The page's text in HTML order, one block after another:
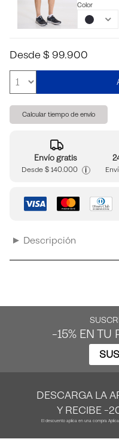
Color
Desde $ 99.900
Calcular tiempo de envío
Envío gratis
Desde$ 140.000 i
Descripción
-15% EN TU
DESCARGA LA
Y RECIBE -
El descuento aplica en una compra